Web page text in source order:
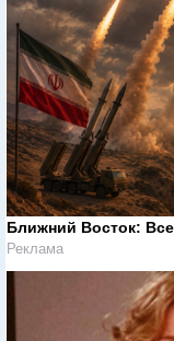
Ближний Восток:
Реклама